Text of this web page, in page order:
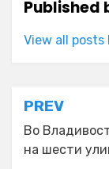
Published
View all
Навигация
по
записям
PREV
Во
на шести